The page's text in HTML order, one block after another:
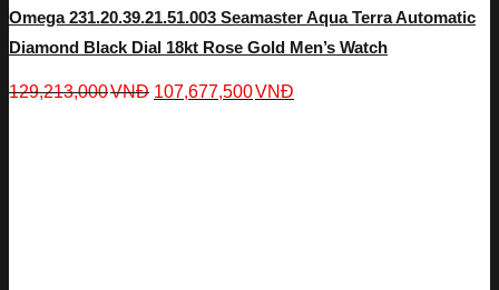
Omega 231.20.39.21.51.003 Seamaster Aqua Terra Automatic
Diamond Black Dial 18kt Rose Gold Men’s Watch
129,213,000VNĐ 107,677,500VNĐ